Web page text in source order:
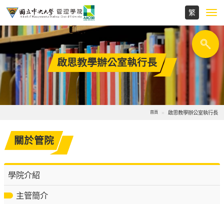
啟思教學辦公室執行長
首頁 啟思教學辦公室執行長
關於管院
學院介紹
主管簡介